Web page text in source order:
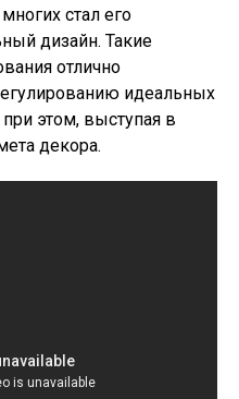
стал его
дизайн. Такие
отлично
идеальных
этом, выступая в
декора.